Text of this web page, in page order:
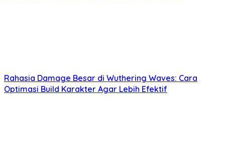
Rahasia Damage Besar di Wuthering Waves: Cara
Optimasi Build Karakter Agar Lebih Efektif